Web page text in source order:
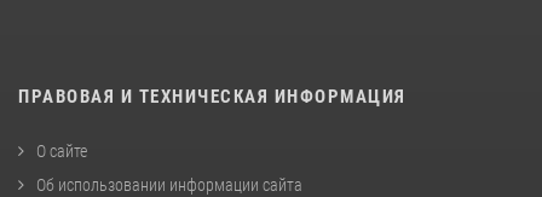
ПРАВОВАЯ И ТЕХНИЧЕСКАЯ ИНФОРМАЦИЯ
О сайте
Об использовании информации сайта